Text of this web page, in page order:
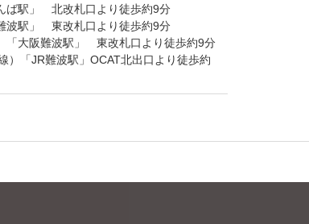
ば駅」 北改札口より徒歩約9分
波駅」 東改札口より徒歩約9分
「大阪難波駅」 東改札口より徒歩約9分
）「JR難波駅」OCAT北出口より徒歩約